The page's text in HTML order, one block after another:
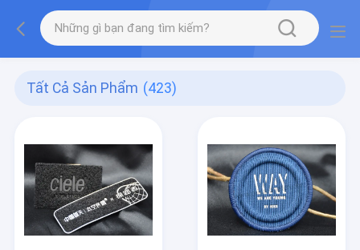
Tất Cả Sản Phẩm (423)